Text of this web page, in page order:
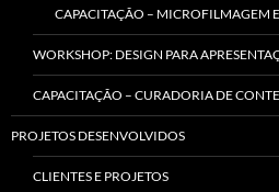
CAPACITAÇÃO – MICROFILMAGEM
WORKSHOP: DESIGN PARA
CAPACITAÇÃO – CURADORIA DE
PROJETOS DESENVOLVIDOS
CLIENTES E PROJETOS